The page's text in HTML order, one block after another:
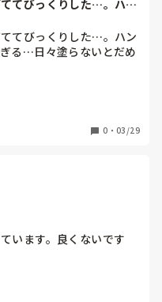
てびっくりした…。ハン
てびっくりした…。ハン
る…日々塗らないとだめ
0 ・ 03/29
います。良くないです